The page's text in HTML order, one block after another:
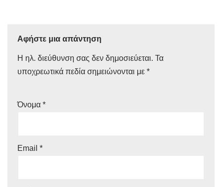
Αφήστε μια απάντηση
Η ηλ. διεύθυνση σας δεν δημοσιεύεται. Τα
υποχρεωτικά πεδία σημειώνονται με *
Όνομα *
Email *